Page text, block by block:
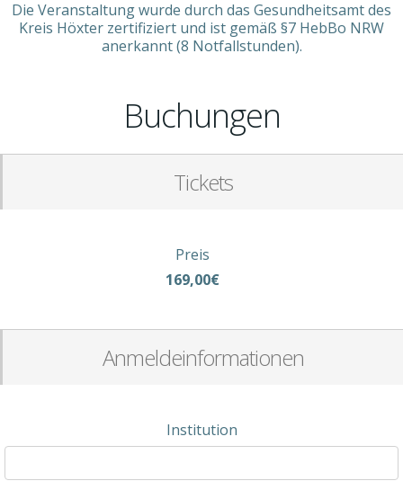
Die Veranstaltung wurde durch das Gesundheitsamt des
Kreis Höxter zertifiziert und ist gemäß §7 HebBo NRW
anerkannt (8 Notfallstunden).
Buchungen
Tickets
Preis
169,00€
Anmeldeinformationen
Institution